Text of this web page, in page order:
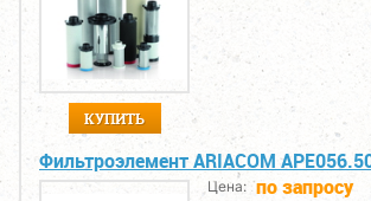
КУПИТЬ
Фильтроэлемент ARIACOM
Цена: по запросу